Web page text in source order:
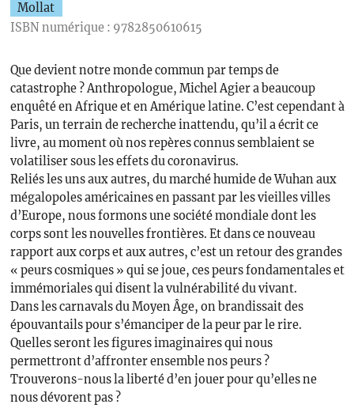
Mollat
ISBN numérique : 9782850610615
Que devient notre monde commun par temps de
catastrophe ? Anthropologue, Michel Agier a beaucoup
enquêté en Afrique et en Amérique latine. C’est cependant à
Paris, un terrain de recherche inattendu, qu’il a écrit ce
livre, au moment où nos repères connus semblaient se
volatiliser sous les effets du coronavirus.
Reliés les uns aux autres, du marché humide de Wuhan aux
mégalopoles américaines en passant par les vieilles villes
d’Europe, nous formons une société mondiale dont les
corps sont les nouvelles frontières. Et dans ce nouveau
rapport aux corps et aux autres, c’est un retour des grandes
« peurs cosmiques » qui se joue, ces peurs fondamentales et
immémoriales qui disent la vulnérabilité du vivant.
Dans les carnavals du Moyen Âge, on brandissait des
épouvantails pour s’émanciper de la peur par le rire.
Quelles seront les figures imaginaires qui nous
permettront d’affronter ensemble nos peurs ?
Trouverons-nous la liberté d’en jouer pour qu’elles ne
nous dévorent pas ?